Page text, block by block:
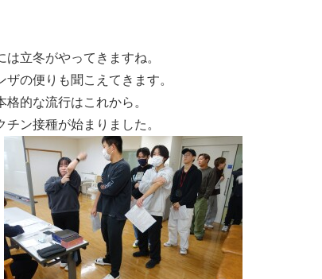
立冬がやってきますね。
の便りも聞こえてきます。
的な流行はこれから。